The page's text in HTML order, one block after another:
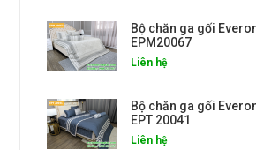
Bộ chăn ga gối
EPM20067
Liên hệ
Bộ chăn ga gối
EPT 20041
Liên hệ